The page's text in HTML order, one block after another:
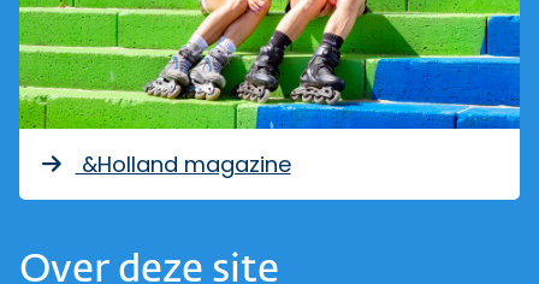
&Holland magazine
Over deze site